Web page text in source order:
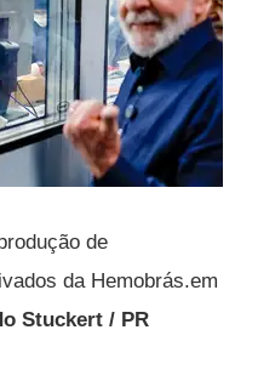
de
da Hemobrás.em
Stuckert / PR